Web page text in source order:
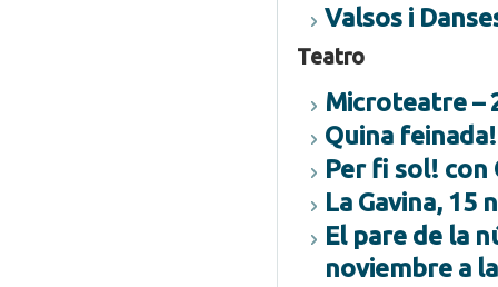
Valsos i
Teatro
Microteatre –
Quina
Per fi sol! con
La Gavina, 15
El pare de la
noviembre a